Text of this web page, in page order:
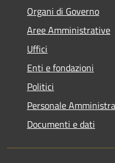
Organi di Governo
Aree Amministrative
Uffici
Enti e fondazioni
Politici
Personale
Documenti e dati